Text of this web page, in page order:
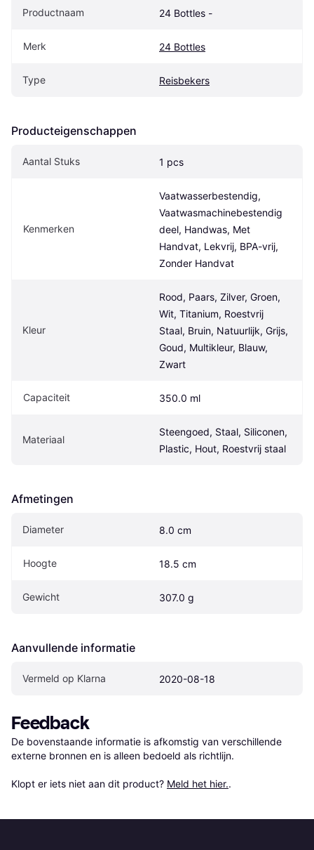
Productnaam 24 Bottles -
Merk 24 Bottles
Type Reisbekers
Producteigenschappen
Aantal Stuks 1 pcs
Kenmerken
Vaatwasserbestendig,
Vaatwasmachinebestendig
deel, Handwas, Met
Handvat, Lekvrij, BPA-vrij,
Zonder Handvat
Kleur
Rood, Paars, Zilver, Groen,
Wit, Titanium, Roestvrij
Staal, Bruin, Natuurlijk, Grijs,
Goud, Multikleur, Blauw,
Zwart
Capaciteit 350.0 ml
Materiaal
Steengoed, Staal, Siliconen,
Plastic, Hout, Roestvrij staal
Afmetingen
Diameter 8.0 cm
Hoogte 18.5 cm
Gewicht 307.0 g
Aanvullende informatie
Vermeld op Klarna 2020-08-18
Feedback
De bovenstaande informatie is afkomstig van verschillende
externe bronnen en is alleen bedoeld als richtlijn.
Klopt er iets niet aan dit product? Meld het hier..